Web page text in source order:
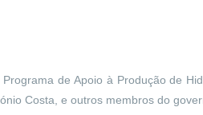
de Apoio à Produção de
Costa, e outros membros do